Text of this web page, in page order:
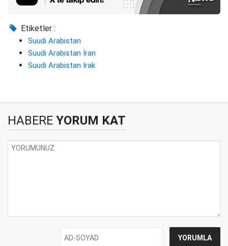
Etiketler :
Suudi Arabistan
Suudi Arabistan İran
Suudi Arabistan Irak
HABERE YORUM KAT